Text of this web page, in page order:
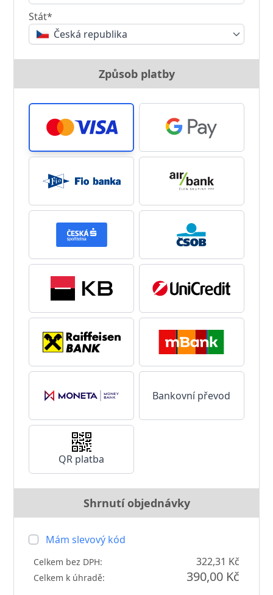
Stát*
Česká republika
Způsob platby
Bankovní převod
QR platba
Shrnutí objednávky
Mám slevový kód
Celkem bez DPH: 322,31 Kč
Celkem k úhradě: 390,00 Kč